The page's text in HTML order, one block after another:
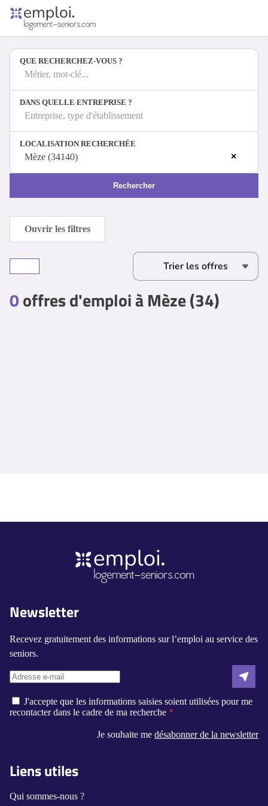
Offres d'emploi
Entreprises
Métiers
Se connecter
Espace candidat
Espace recruteur
QUE RECHERCHEZ-VOUS ?
Métier, mot-clé...
DANS QUELLE ENTREPRISE ?
Entreprise, type d'établissement
LOCALISATION RECHERCHÉE
×
Mèze (34140)
Rechercher
0offres d'emploi à Mèze (34)
Ouvrir les filtres
Newsletter
Recevez gratuitement des informations sur l’emploi au service des
seniors.
J'accepte que les informations saisies soient utilisées pour me
recontacter dans le cadre de ma recherche
Je souhaite me désabonner de la newsletter
Liens utiles
Qui sommes-nous ?